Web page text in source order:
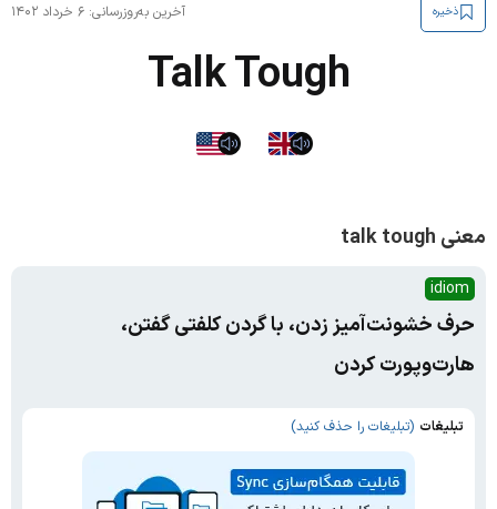
آخرین به‌روزرسانی: ۶ خرداد ۱۴۰۲ ذخیره
Talk Tough
معنی talk tough
idiom
حرف خشونت‌آمیز زدن، با گردن کلفتی گفتن،
هارت‌و‌پورت کردن
تبلیغات (تبلیغات را حذف کنید)